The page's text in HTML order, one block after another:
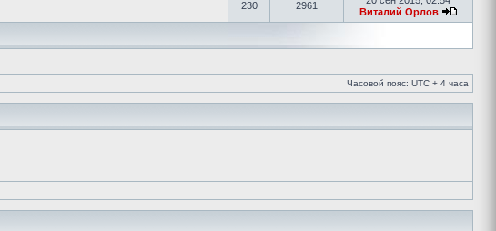
230 2961
Виталий Орлов
Часовой пояс: UTC + 4 часа